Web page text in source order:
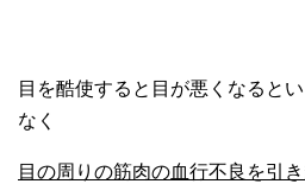
目を酷使すると目が悪くなると
なく
目の周りの筋肉の血行不良を引き